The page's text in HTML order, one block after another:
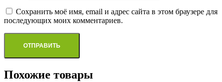
Сохранить моё имя, email и адрес сайта в этом браузере для
последующих моих комментариев.
Похожие товары